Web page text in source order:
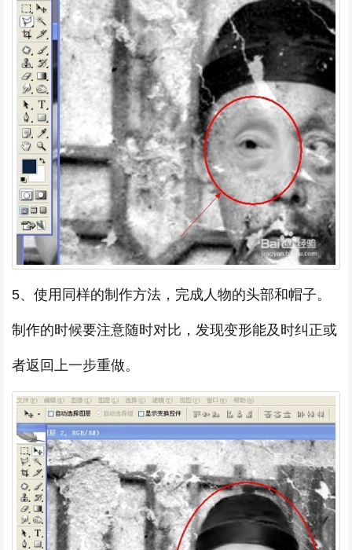
5、使用同样的制作方法，完成人物的头部和帽子。
制作的时候要注意随时对比，发现变形能及时纠正或
者返回上一步重做。